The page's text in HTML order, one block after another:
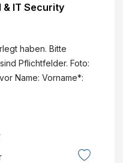
& IT Security
haben. Bitte
Pflichtfelder. Foto:
Name: Vorname*: